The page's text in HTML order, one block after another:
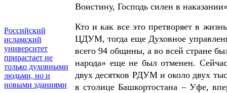
Российский
исламский
университет
прирастает не
только духовными
людьми, но и
новыми зданиями
Воистину, Господь силен в
Кто и как все это претворяет в
ЦДУМ, тогда еще Духовное
всего 94 общины, а во всей стране
народа» еще не был отменен.
двух десятков РДУМ и около двух
в столице Башкортостана – Уфе,